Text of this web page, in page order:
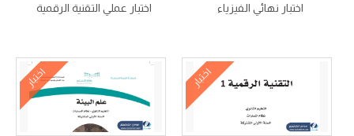
اختبار نهائي الفيزياء اختبار عملي التقنية الرقمية
اختبار اختبار